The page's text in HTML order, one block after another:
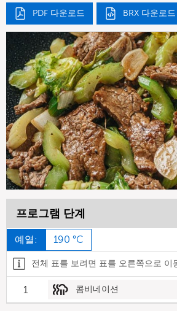
PDF 다운로드 BRX 다운로드
프로그램 단계
예열: 190 °C
전체 표를 보려면 표를 오른쪽으로 이
1 콤비네이션